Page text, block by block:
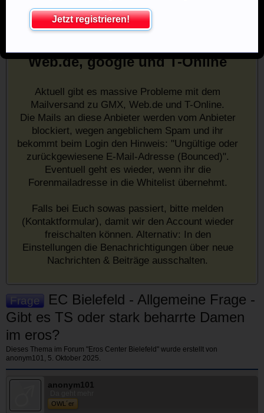
Web.de, google und T-Online
Aktuell gibt es massive Probleme mit dem
Mailversand zu GMX, Web.de und T-Online.
Die Mails an diese Anbieter werden vom Anbieter
blockiert, wegen angeblichem Spam und ihr
bekommt beim Login den Hinweis: "Ungültige oder
zurückgewiesene E-Mail-Adresse (Bounced)".
Eventuell geht es wieder, wenn ihr die
Forenmailadresse in die Whitelist übernehmt.
Falls bei Euch sowas passiert, bitte melden
(Kontaktformular), damit wir den Account wieder
freischalten können. Alternativ: In den
Einstellungen die Benachrichtigungen über neue
Nachrichten & Beiträge ausschalten.
Frage
EC Bielefeld - Allgemeine Frage -
Gibt es TS oder stark beharrte Damen
im eros?
Dieses Thema im Forum "Eros Center Bielefeld " wurde erstellt von
anonym101, 5. Oktober 2025.
anonym101
OWL´er
Jetzt registrieren!